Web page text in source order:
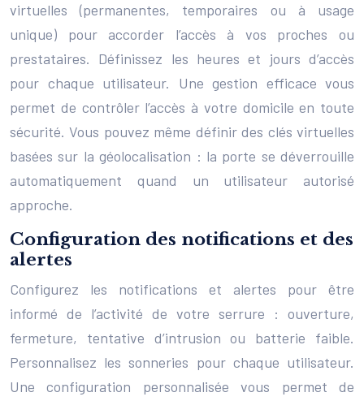
virtuelles (permanentes, temporaires ou à usage
unique) pour accorder l’accès à vos proches ou
prestataires. Définissez les heures et jours d’accès
pour chaque utilisateur. Une gestion efficace vous
permet de contrôler l’accès à votre domicile en toute
sécurité. Vous pouvez même définir des clés virtuelles
basées sur la géolocalisation : la porte se déverrouille
automatiquement quand un utilisateur autorisé
approche.
Configuration des notifications et des
alertes
Configurez les notifications et alertes pour être
informé de l’activité de votre serrure : ouverture,
fermeture, tentative d’intrusion ou batterie faible.
Personnalisez les sonneries pour chaque utilisateur.
Une configuration personnalisée vous permet de